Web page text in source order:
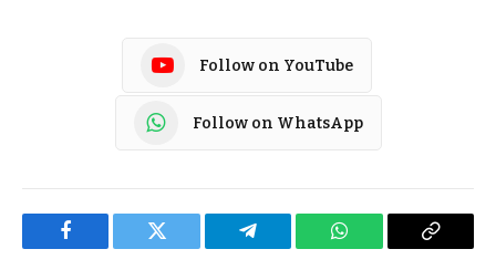
Follow on YouTube
Follow on WhatsApp
Facebook Twitter Telegram WhatsApp Copy